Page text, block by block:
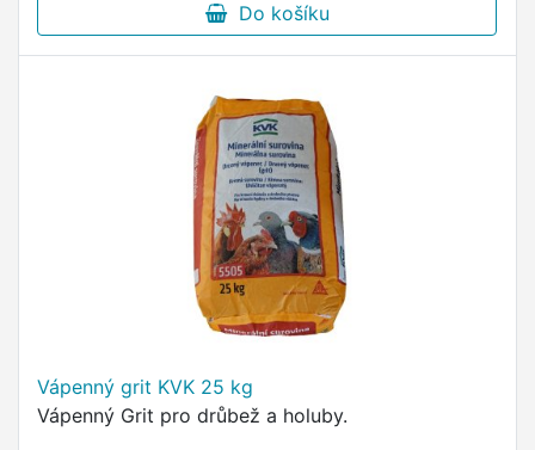
Do košíku
Vápenný grit KVK 25 kg
Vápenný Grit pro drůbež a holuby.